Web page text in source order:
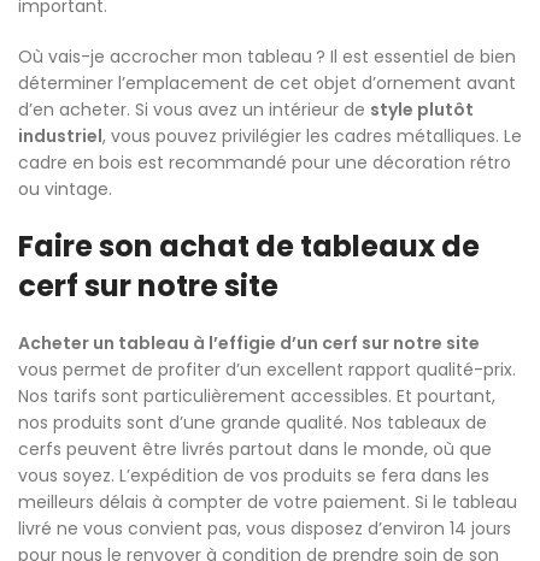
important.
Où vais-je accrocher mon tableau ? Il est essentiel de bien
déterminer l’emplacement de cet objet d’ornement avant
d’en acheter. Si vous avez un intérieur de style plutôt
industriel, vous pouvez privilégier les cadres métalliques. Le
cadre en bois est recommandé pour une décoration rétro
ou vintage.
Faire son achat de tableaux de
cerf sur notre site
Acheter un tableau à l’effigie d’un cerf sur notre site
vous permet de profiter d’un excellent rapport qualité-prix.
Nos tarifs sont particulièrement accessibles. Et pourtant,
nos produits sont d’une grande qualité. Nos tableaux de
cerfs peuvent être livrés partout dans le monde, où que
vous soyez. L’expédition de vos produits se fera dans les
meilleurs délais à compter de votre paiement. Si le tableau
livré ne vous convient pas, vous disposez d’environ 14 jours
pour nous le renvoyer à condition de prendre soin de son